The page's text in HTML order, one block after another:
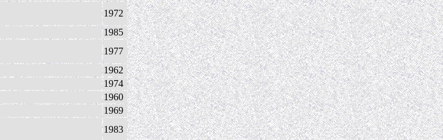
1972
1985
1977
1962
1974
1960
1969
1983